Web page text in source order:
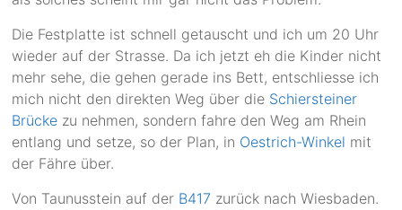
Die Festplatte ist schnell getauscht und ich um 20 Uhr
wieder auf der Strasse. Da ich jetzt eh die Kinder nicht
mehr sehe, die gehen gerade ins Bett, entschliesse ich
mich nicht den direkten Weg über die Schiersteiner
Brücke zu nehmen, sondern fahre den Weg am Rhein
entlang und setze, so der Plan, in Oestrich-Winkel mit
der Fähre über.
Von Taunusstein auf der B417 zurück nach Wiesbaden.